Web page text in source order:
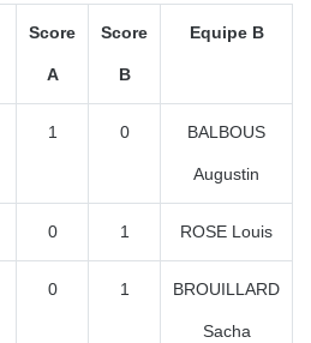
Score
A
Score
B
Equipe B
1 0 BALBOUS
Augustin
0 1 ROSE Louis
0 1 BROUILLARD
Sacha